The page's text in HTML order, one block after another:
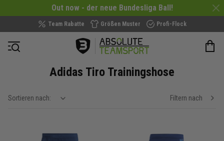
Out now - der neue Bundesliga Ball!
Team Rabatte Größen Muster Profi-Flock
Navigation öffnen
Adidas Tiro Trainingshose
Sortieren nach: show filteroptions Filtern nach